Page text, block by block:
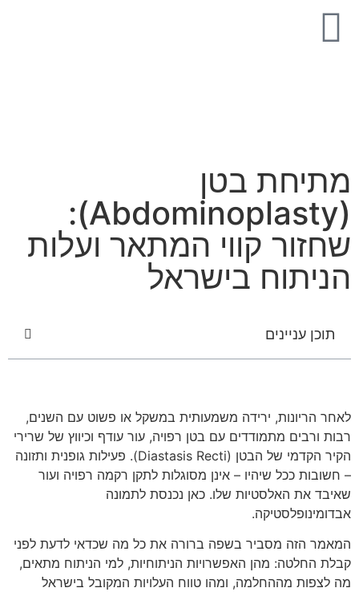
מתיחת בטן
(Abdominoplasty):
שחזור קווי המתאר ועלות
הניתוח בישראל
תוכן עניינים
לאחר הריונות, ירידה משמעותית במשקל או פשוט עם השנים,
רבות ורבים מתמודדים עם בטן רפויה, עור עודף וכיווץ של שרירי
הקיר הקדמי של הבטן (Diastasis Recti). פעילות גופנית ותזונה
– חשובות ככל שיהיו – אינן מסוגלות לתקן רקמה רפויה ועור
שאיבד את האלסטיות שלו. כאן נכנסת לתמונה
אבדומינופלסטיקה.
המאמר הזה מסביר בשפה ברורה את כל מה שכדאי לדעת לפני
קבלת החלטה: מהן האפשרויות הניתוחיות, למי הניתוח מתאים,
מה לצפות מההחלמה, ומהו טווח העלויות המקובל בישראל